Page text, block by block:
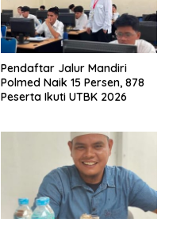
Pendaftar Jalur Mandiri
Polmed Naik 15 Persen, 878
Peserta Ikuti UTBK 2026